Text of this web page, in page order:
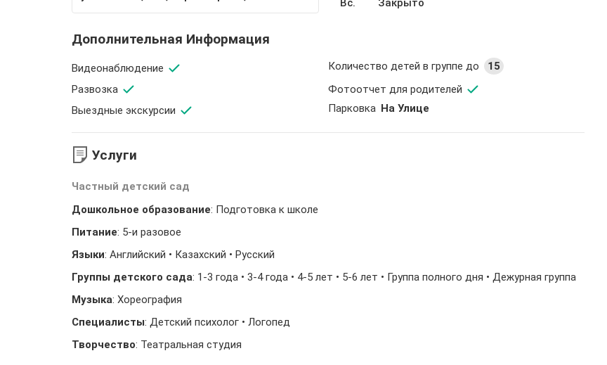
Вс.
Закрыто
Дополнительная Информация
Видеонаблюдение Количество детей в группе до
15
Развозка
Фотоотчет для родителей
Выездные экскурсии
Парковка На Улице
Услуги
Частный детский сад
Дошкольное образование: Подготовка к школе
Питание: 5-и разовое
Языки: Английский • Казахский • Русский
Группы детского сада: 1-3 года • 3-4 года • 4-5 лет • 5-6 лет • Группа полного дня • Дежурная группа
Музыка: Хореография
Специалисты: Детский психолог • Логопед
Творчество: Театральная студия